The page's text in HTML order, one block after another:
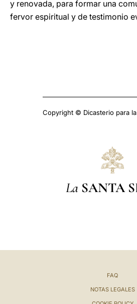
y renovada, para formar una
fervor espiritual y de testimonio
Copyright © Dicasterio para
La SANTA
FAQ
NOTAS LEGALES